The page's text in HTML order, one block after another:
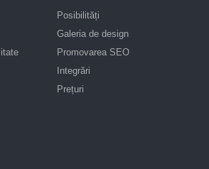
Posibilități
Galeria de design
Promovarea SEO
Integrări
Prețuri